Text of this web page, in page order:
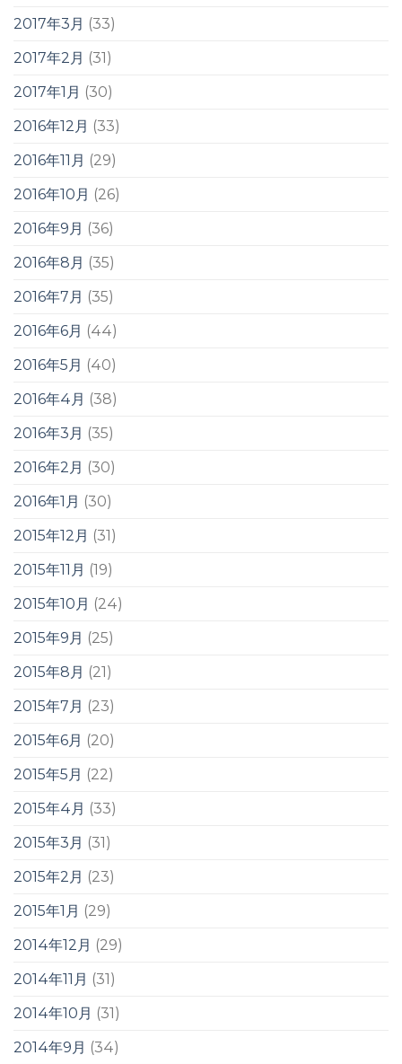
2017年3月 (33)
2017年2月 (31)
2017年1月 (30)
2016年12月 (33)
2016年11月 (29)
2016年10月 (26)
2016年9月 (36)
2016年8月 (35)
2016年7月 (35)
2016年6月 (44)
2016年5月 (40)
2016年4月 (38)
2016年3月 (35)
2016年2月 (30)
2016年1月 (30)
2015年12月 (31)
2015年11月 (19)
2015年10月 (24)
2015年9月 (25)
2015年8月 (21)
2015年7月 (23)
2015年6月 (20)
2015年5月 (22)
2015年4月 (33)
2015年3月 (31)
2015年2月 (23)
2015年1月 (29)
2014年12月 (29)
2014年11月 (31)
2014年10月 (31)
2014年9月 (34)